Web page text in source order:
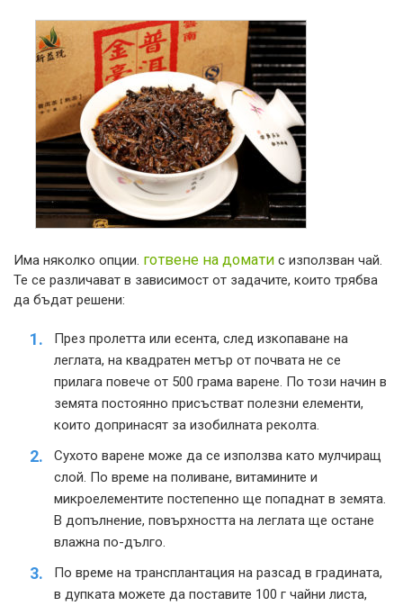
Има няколко опции. готвене на домати с използван чай.
Те се различават в зависимост от задачите, които трябва
да бъдат решени:
През пролетта или есента, след изкопаване на
леглата, на квадратен метър от почвата не се
прилага повече от 500 грама варене. По този начин в
земята постоянно присъстват полезни елементи,
които допринасят за изобилната реколта.
Сухото варене може да се използва като мулчиращ
слой. По време на поливане, витамините и
микроелементите постепенно ще попаднат в земята.
В допълнение, повърхността на леглата ще остане
влажна по-дълго.
По време на трансплантация на разсад в градината,
в дупката можете да поставите 100 г чайни листа,